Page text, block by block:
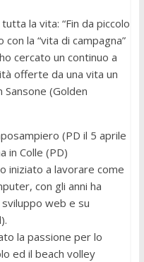
la vita: “Fin da piccolo
la “vita di campagna”
cercato un continuo a
offerte da una vita un
Sansone (Golden
(PD il 5 aprile
in Colle (PD)
iniziato a lavorare come
con gli anni ha
web e su
la passione per lo
ed il beach volley